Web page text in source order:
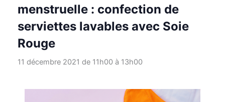
menstruelle : confection de
serviettes lavables avec Soie
Rouge
11 décembre 2021 de 11h00à 13h00